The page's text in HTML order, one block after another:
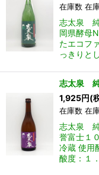
在庫数 在
志太泉
岡県酵母
たエコフ
っきりと
志太泉
1,925円(
在庫数 在
志太泉
誉富士１
冷蔵 使用
酸度：１